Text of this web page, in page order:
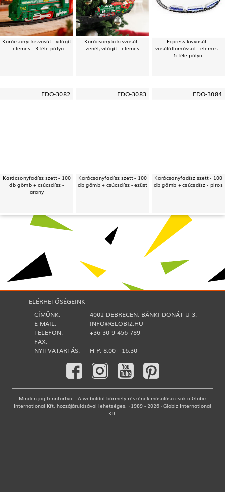
Karácsonyi kisvasút - világít
- elemes - 3 féle pálya
Karácsonyfa kisvasút -
zenél, világít - elemes
Express kisvasút -
vasútállomással - elemes -
5 féle pálya
EDO-3082
Karácsonyfadísz szett - 100
db gömb + csúcsdísz -
arany
EDO-3083
Karácsonyfadísz szett - 100
db gömb + csúcsdísz - ezüst
EDO-3084
Karácsonyfadísz szett - 100
db gömb + csúcsdísz - piros
ELÉRHETŐSÉGEINK
· CÍMÜNK:
4002 DEBRECEN, BÁNKI DONÁT U 3.
· E-MAIL:
INFO@GLOBIZ.HU
· TELEFON:
+36 30 9 456 789
· FAX:
-
· NYITVATARTÁS:
H-P: 8:00 - 16:30
Minden jog fenntartva. · A weboldal bármely részének másolása csak a Globiz
International Kft. hozzájárulásával lehetséges. · 1989 - 2026 · Globiz International
Kft.